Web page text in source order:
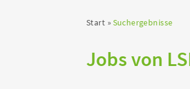
Start Suchergebnisse
Jobs von